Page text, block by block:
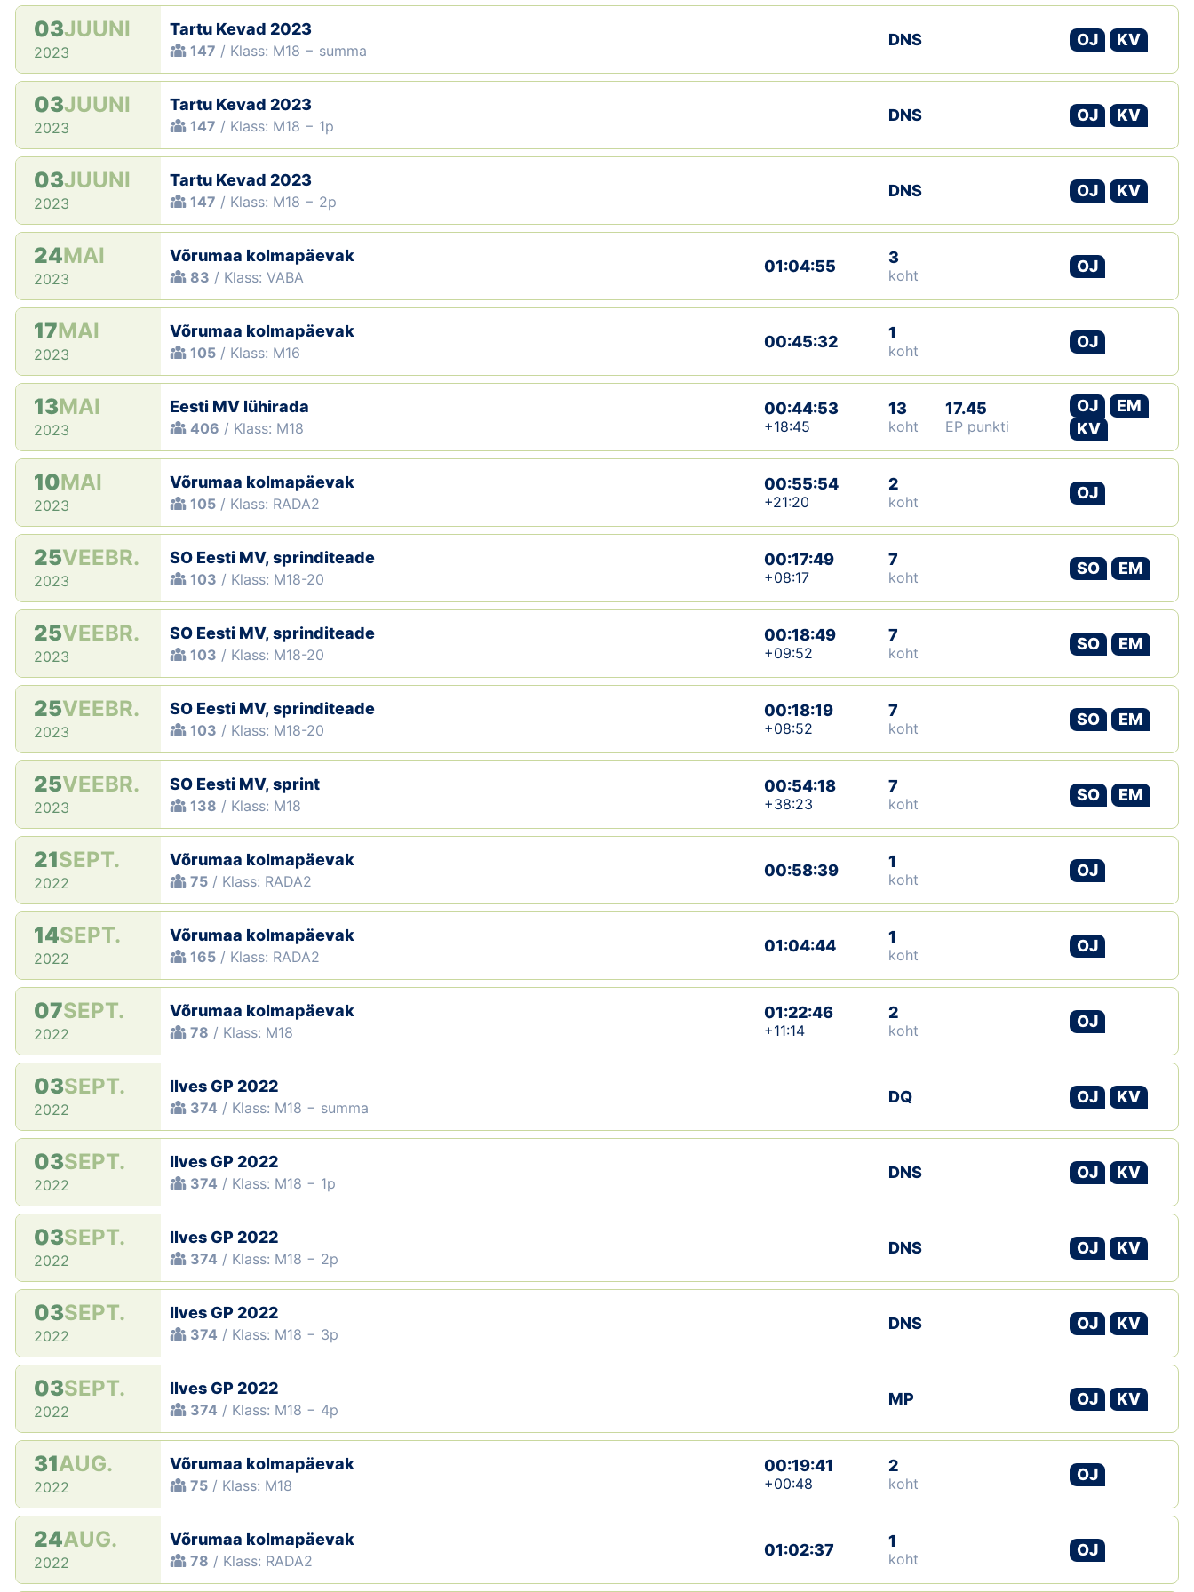
03JUUNI
2023
Tartu Kevad 2023
147 / Klass: M18 − summa
DNS OJ KV
03JUUNI
2023
Tartu Kevad 2023
147 / Klass: M18 − 1p
DNS OJ KV
03JUUNI
2023
Tartu Kevad 2023
147 / Klass: M18 − 2p
DNS OJ KV
24MAI
2023
Võrumaa kolmapäevak
83 / Klass: VABA
01:04:55 3
koht
OJ
17MAI
2023
Võrumaa kolmapäevak
105 / Klass: M16
00:45:32 1
koht
OJ
13MAI
2023
Eesti MV lühirada
406 / Klass: M18
00:44:53
+18:45
13
koht
17.45
EP punkti
OJ
EM
KV
10MAI
2023
Võrumaa kolmapäevak
105 / Klass: RADA2
00:55:54
+21:20
2
koht
OJ
25VEEBR.
2023
SO Eesti MV, sprinditeade
103 / Klass: M18-20
00:17:49
+08:17
7
koht
SO EM
25VEEBR.
2023
SO Eesti MV, sprinditeade
103 / Klass: M18-20
00:18:49
+09:52
7
koht
SO EM
25VEEBR.
2023
SO Eesti MV, sprinditeade
103 / Klass: M18-20
00:18:19
+08:52
7
koht
SO EM
25VEEBR.
2023
SO Eesti MV, sprint
138 / Klass: M18
00:54:18
+38:23
7
koht
SO EM
21SEPT.
2022
Võrumaa kolmapäevak
75 / Klass: RADA2
00:58:39 1
koht
OJ
14SEPT.
2022
Võrumaa kolmapäevak
165 / Klass: RADA2
01:04:44 1
koht
OJ
07SEPT.
2022
Võrumaa kolmapäevak
78 / Klass: M18
01:22:46
+11:14
2
koht
OJ
03SEPT.
2022
Ilves GP 2022
374 / Klass: M18 − summa
DQ OJ KV
03SEPT.
2022
Ilves GP 2022
374 / Klass: M18 − 1p
DNS OJ KV
03SEPT.
2022
Ilves GP 2022
374 / Klass: M18 − 2p
DNS OJ KV
03SEPT.
2022
Ilves GP 2022
374 / Klass: M18 − 3p
DNS OJ KV
03SEPT.
2022
Ilves GP 2022
374 / Klass: M18 − 4p
MP OJ KV
31AUG.
2022
Võrumaa kolmapäevak
75 / Klass: M18
00:19:41
+00:48
2
koht
OJ
24AUG.
2022
Võrumaa kolmapäevak
78 / Klass: RADA2
01:02:37 1
koht
OJ